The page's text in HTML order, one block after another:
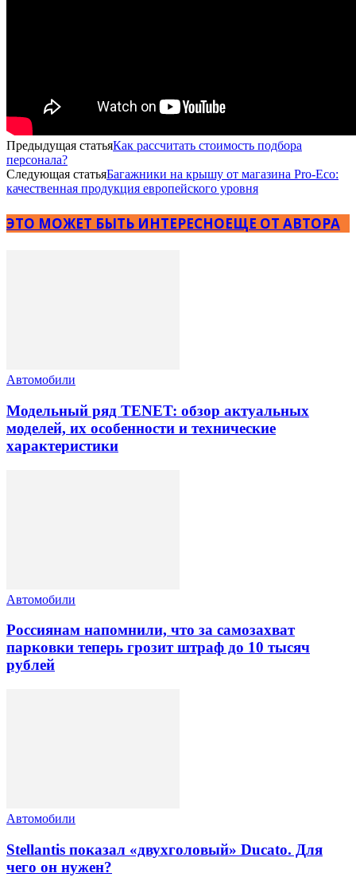
Предыдущая статьяКак рассчитать стоимость подбора
персонала?
Следующая статьяБагажники на крышу от магазина Pro-Eco:
качественная продукция европейского уровня
ЭТО МОЖЕТ БЫТЬ ИНТЕРЕСНОЕЩЕ ОТ АВТОРА
Автомобили
Модельный ряд TENET: обзор актуальных
моделей, их особенности и технические
характеристики
Автомобили
Россиянам напомнили, что за самозахват
парковки теперь грозит штраф до 10 тысяч
рублей
Автомобили
Stellantis показал «двухголовый» Ducato. Для
чего он нужен?